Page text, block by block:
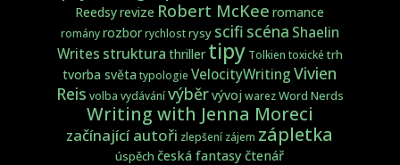
Reedsyrevize Robert McKee romance
rományrozborrychlostrysy scifi scéna Shaelin
Writes struktura thriller tipy Tolkien toxické trh
tvorba světa typologie VelocityWriting Vivien
Reis volba vydávánívýběrvývoj warezWord Nerds
Writing with Jenna Moreci
začínající autoři zlepšení zájem zápletka
úspěch česká fantasyčtenář